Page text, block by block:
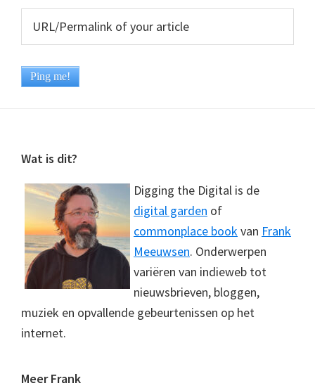
Footer
Wat is dit?
Digging the Digital is de
digital garden of
commonplace bookvan Frank
Meeuwsen. Onderwerpen
variëren van indieweb tot
nieuwsbrieven, bloggen,
muziek en opvallende gebeurtenissen op het
internet.
Meer Frank